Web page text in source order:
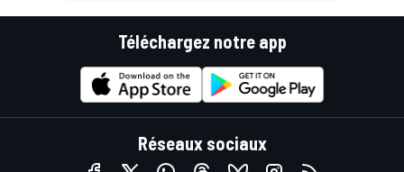
Téléchargez notre app
Réseaux sociaux